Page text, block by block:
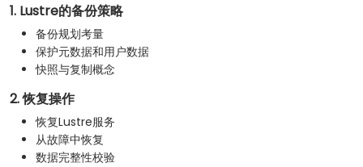
1. Lustre的备份策略
备份规划考量
保护元数据和用户数据
快照与复制概念
2. 恢复操作
恢复Lustre服务
从故障中恢复
数据完整性校验